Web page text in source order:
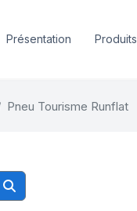
Présentation Produits
Pneu Tourisme Runflat